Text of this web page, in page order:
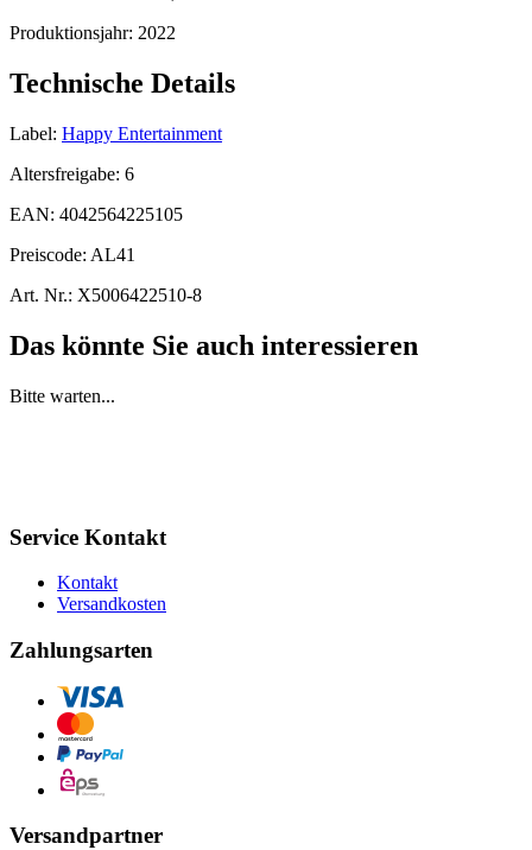
Produktionsjahr: 2022
Technische Details
Label: Happy Entertainment
Altersfreigabe: 6
EAN: 4042564225105
Preiscode: AL41
Art. Nr.: X5006422510-8
Das könnte Sie auch interessieren
Bitte warten...
Service Kontakt
Kontakt
Versandkosten
Zahlungsarten
Versandpartner